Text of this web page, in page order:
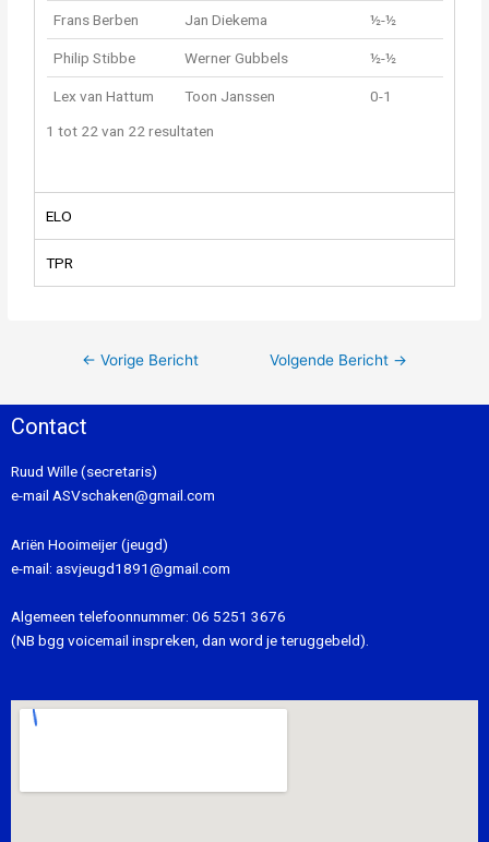
Frans Berben Jan Diekema ½-½
Philip Stibbe Werner Gubbels ½-½
Lex van Hattum Toon Janssen
0-1
1 tot 22 van 22 resultaten
ELO
TPR
← Vorige Bericht Volgende Bericht →
Contact
Ruud Wille (secretaris)
e-mail ASVschaken@gmail.com
Ariën Hooimeijer (jeugd)
e-mail: asvjeugd1891@gmail.com
Algemeen telefoonnummer: 06 5251 3676
(NB bgg voicemail inspreken, dan word je teruggebeld).